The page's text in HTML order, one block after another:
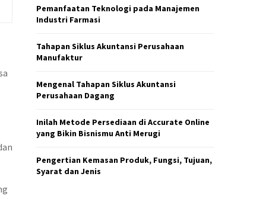
f
o
:
A
Pemanfaatan Teknologi pada Manajemen
Industri Farmasi
Tahapan Siklus Akuntansi Perusahaan
Manufaktur
Mengenal Tahapan Siklus Akuntansi
Perusahaan Dagang
Inilah Metode Persediaan di Accurate Online
yang Bikin Bisnismu Anti Merugi
Pengertian Kemasan Produk, Fungsi, Tujuan,
Syarat dan Jenis